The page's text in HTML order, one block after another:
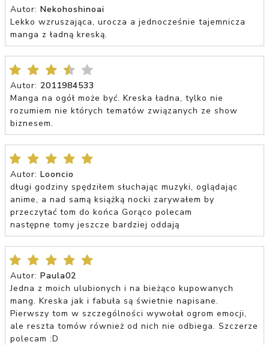
Autor: Nekohoshinoai
Lekko wzruszająca, urocza a jednocześnie tajemnicza
manga z ładną kreską.
Autor: 2011984533
Manga na ogół może być. Kreska ładna, tylko nie
rozumiem nie których tematów związanych ze show
biznesem.
Autor: Looncio
długi godziny spędziłem słuchając muzyki, oglądając
anime, a nad samą książką nocki zarywałem by
przeczytać tom do końca Gorąco polecam
następne tomy jeszcze bardziej oddają
Autor: Paula02
Jedna z moich ulubionych i na bieżąco kupowanych
mang. Kreska jak i fabuła są świetnie napisane.
Pierwszy tom w szczególności wywołał ogrom emocji,
ale reszta tomów również od nich nie odbiega. Szczerze
polecam :D